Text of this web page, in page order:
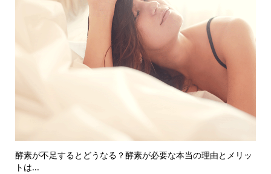
酵素が不足するとどうなる？酵素が必要な本当の理由とメリッ
トは...